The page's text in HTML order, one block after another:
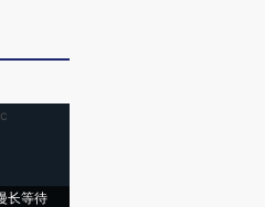
长等待